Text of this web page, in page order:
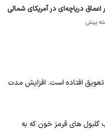
اعماق دریاچه‌ای در آمریکای شمالی
فضاپیمای بوئینگ استارلاینر، بازگشت ویلیامز به زمین 8 تا 9 ماه به تعویق افتاده است. افزایش مدت
گلبول های قرمز خون که به